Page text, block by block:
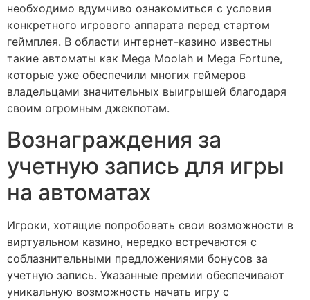
необходимо вдумчиво ознакомиться с условия
конкретного игрового аппарата перед стартом
геймплея. В области интернет-казино известны
такие автоматы как Mega Moolah и Mega Fortune,
которые уже обеспечили многих геймеров
владельцами значительных выигрышей благодаря
своим огромным джекпотам.
Вознаграждения за
учетную запись для игры
на автоматах
Игроки, хотящие попробовать свои возможности в
виртуальном казино, нередко встречаются с
соблазнительными предложениями бонусов за
учетную запись. Указанные премии обеспечивают
уникальную возможность начать игру с